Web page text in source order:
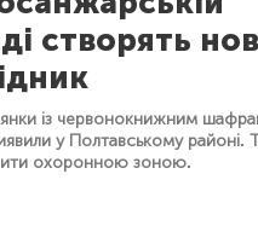
створять
із червонокнижним
у Полтавському районі.
охоронною зоною.